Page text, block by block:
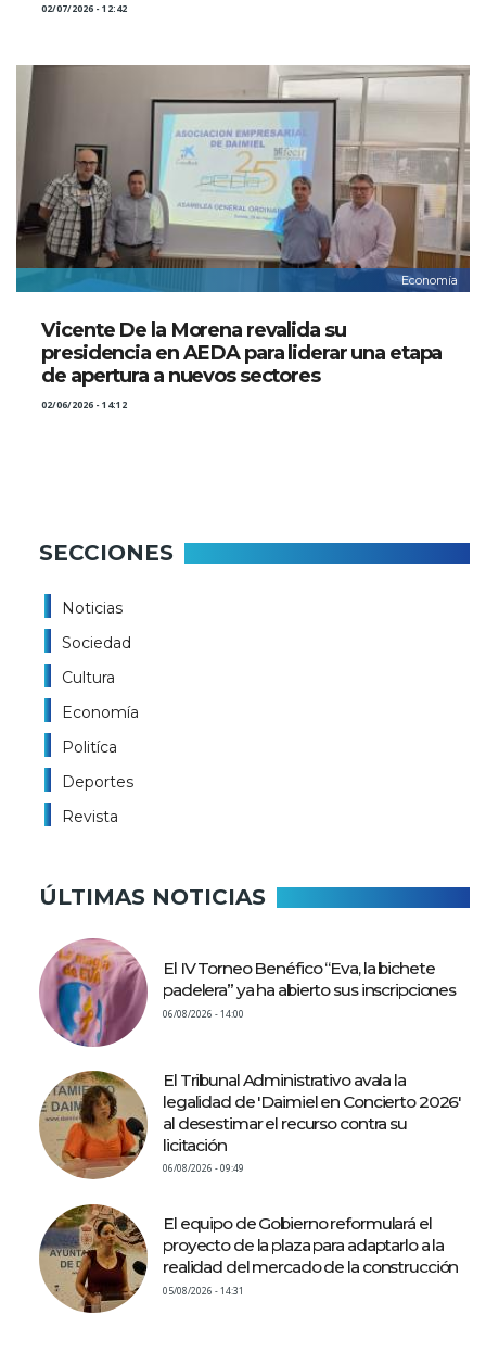
02/07/2026 - 12:42
Economía
Vicente De la Morena revalida su
presidencia en AEDA para liderar una etapa
de apertura a nuevos sectores
02/06/2026 - 14:12
SECCIONES
Noticias
Sociedad
Cultura
Economía
Politíca
Deportes
Revista
ÚLTIMAS NOTICIAS
El IV Torneo Benéfico “Eva, la bichete
padelera” ya ha abierto sus inscripciones
06/08/2026 - 14:00
El Tribunal Administrativo avala la
legalidad de 'Daimiel en Concierto 2026'
al desestimar el recurso contra su
licitación
06/08/2026 - 09:49
El equipo de Gobierno reformulará el
proyecto de la plaza para adaptarlo a la
realidad del mercado de la construcción
05/08/2026 - 14:31